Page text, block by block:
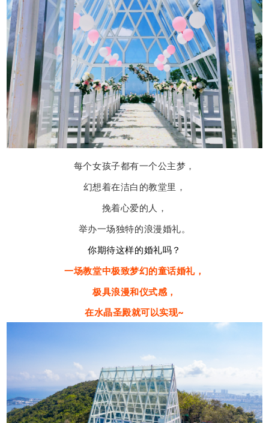
每个女孩子都有一个公主梦，
幻想着在洁白的教堂里，
挽着心爱的人，
举办一场独特的浪漫婚礼。
你期待这样的婚礼吗？
一场教堂中极致梦幻的童话婚礼，
极具浪漫和仪式感，
在水晶圣殿就可以实现~